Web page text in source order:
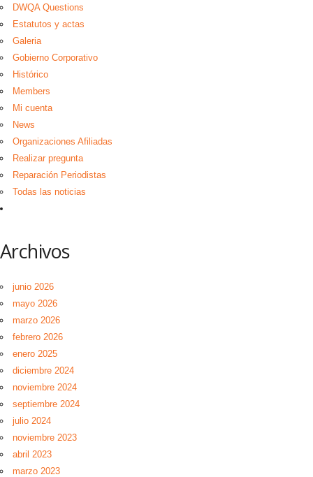
DWQA Questions
Estatutos y actas
Galeria
Gobierno Corporativo
Histórico
Members
Mi cuenta
News
Organizaciones Afiliadas
Realizar pregunta
Reparación Periodistas
Todas las noticias
Archivos
junio 2026
mayo 2026
marzo 2026
febrero 2026
enero 2025
diciembre 2024
noviembre 2024
septiembre 2024
julio 2024
noviembre 2023
abril 2023
marzo 2023